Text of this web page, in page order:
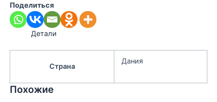
Поделиться
Детали
Страна
Дания
Похожие